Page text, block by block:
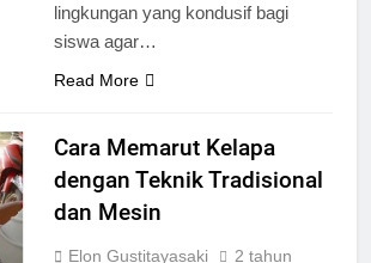
lingkungan yang kondusif bagi
siswa agar…
Read More
Cara Memarut Kelapa
dengan Teknik Tradisional
dan Mesin
Elon Gustitayasaki
2 tahun